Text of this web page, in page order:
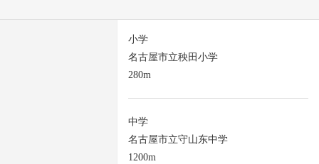
小学
名古屋市立秧田小学
280m
中学
名古屋市立守山东中学
1200m